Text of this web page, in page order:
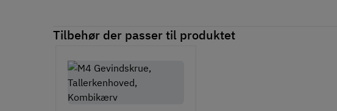
Tilbehør der passer til produktet